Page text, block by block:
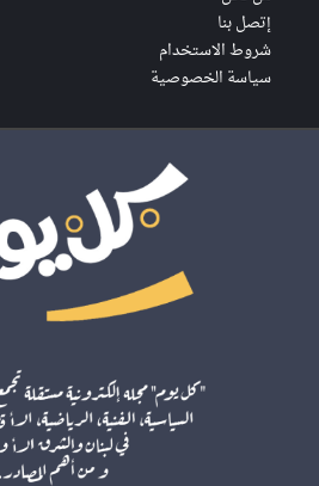
إتصل بنا
شروط الاستخدام
سياسة الخصوصية